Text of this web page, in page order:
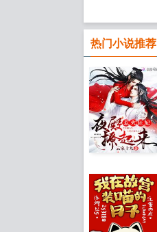
热门小说推荐